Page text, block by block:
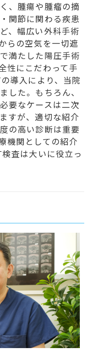
、腫瘍や腫瘤の摘
関節に関わる疾患
、幅広い外科手術
らの空気を一切遮
満たした陽圧手術
性にこだわって手
導入により、当院
した。もちろん、
要なケースは二次
すが、適切な紹介
の高い診断は重要
機関としての紹介
査は大いに役立っ